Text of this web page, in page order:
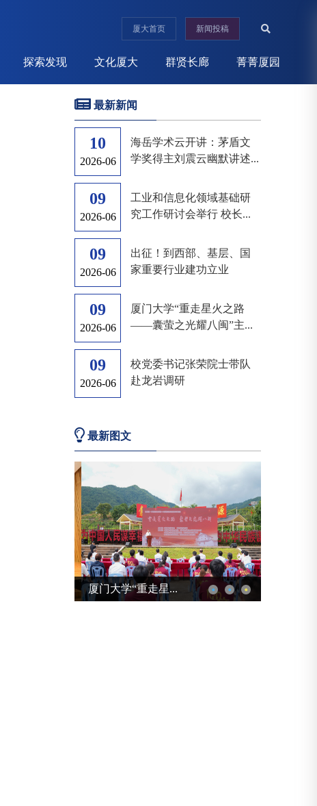
厦大首页 新闻投稿
探索发现 文化厦大 群贤长廊 菁菁厦园
最新新闻
10
2026-06
海岳学术云开讲：茅盾文
学奖得主刘震云幽默讲述...
09
2026-06
工业和信息化领域基础研
究工作研讨会举行 校长...
09
2026-06
出征！到西部、基层、国
家重要行业建功立业
09
2026-06
厦门大学“重走星火之路
——囊萤之光耀八闽”主...
09
2026-06
校党委书记张荣院士带队
赴龙岩调研
最新图文
厦门大学“重走星...